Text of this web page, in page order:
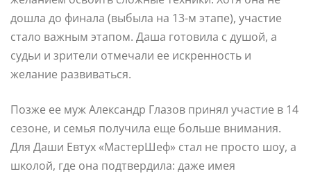
дошла до финала (выбыла на 13-м этапе), участие
стало важным этапом. Даша готовила с душой, а
судьи и зрители отмечали ее искренность и
желание развиваться.
Позже ее муж Александр Глазов принял участие в 14
сезоне, и семья получила еще больше внимания.
Для Даши Евтух «МастерШеф» стал не просто шоу, а
школой, где она подтвердила: даже имея